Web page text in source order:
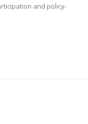
and policy-